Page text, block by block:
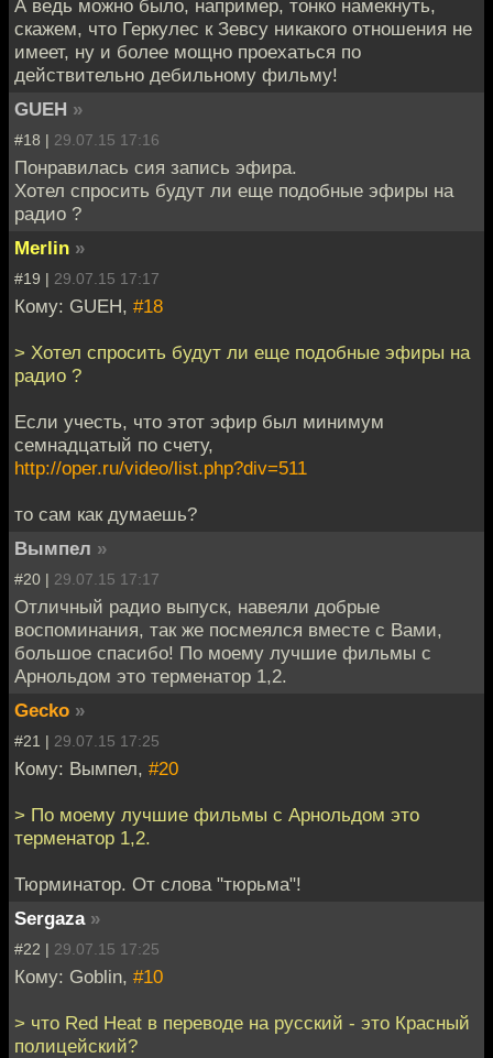
А ведь можно было, например, тонко намекнуть,
скажем, что Геркулес к Зевсу никакого отношения не
имеет, ну и более мощно проехаться по
действительно дебильному фильму!
GUEH »
#18 | 29.07.15 17:16
Понравилась сия запись эфира.
Хотел спросить будут ли еще подобные эфиры на
радио ?
Merlin »
#19 | 29.07.15 17:17
Кому: GUEH, #18
> Хотел спросить будут ли еще подобные эфиры на
радио ?
Если учесть, что этот эфир был минимум
семнадцатый по счету,
http://oper.ru/video/list.php?div=511
то сам как думаешь?
Вымпел »
#20 | 29.07.15 17:17
Отличный радио выпуск, навеяли добрые
воспоминания, так же посмеялся вместе с Вами,
большое спасибо! По моему лучшие фильмы с
Арнольдом это терменатор 1,2.
Gecko »
#21 | 29.07.15 17:25
Кому: Вымпел, #20
> По моему лучшие фильмы с Арнольдом это
терменатор 1,2.
Тюрминатор. От слова "тюрьма"!
Sergaza »
#22 | 29.07.15 17:25
Кому: Goblin, #10
> что Red Heat в переводе на русский - это Красный
полицейский?